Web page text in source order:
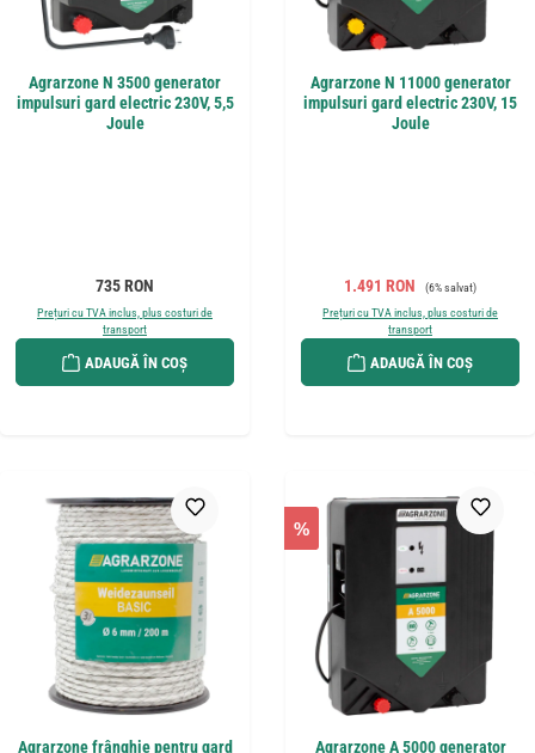
Agrarzone N 3500 generator
impulsuri gard electric 230V, 5,5
Joule
Preț obișnuit:
735 RON
Prețuri cu TVA inclus, plus costuri de
transport
ADAUGĂ ÎN COȘ
Agrarzone N 11000 generator
impulsuri gard electric 230V, 15
Joule
Preț de vânzare:
1.491 RON Preț obișnuit:
(6% salvat)
Prețuri cu TVA inclus, plus costuri de
transport
ADAUGĂ ÎN COȘ
Agrarzone frânghie pentru gard
%
Agrarzone A 5000 generator